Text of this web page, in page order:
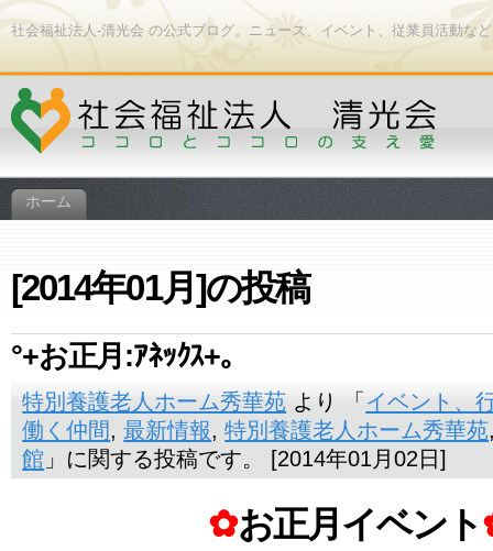
社会福祉法人-清光会 の公式ブログ。ニュース、イベント、従業員活動な
ホーム
[2014年01月]の投稿
°+お正月:ｱﾈｯｸｽ+。
特別養護老人ホーム秀華苑 より 「 イベント、
働く仲間,最新情報,特別養護老人ホーム秀華苑
館 」に関する投稿です。 [2014年01月02日]
✿お正月イベント